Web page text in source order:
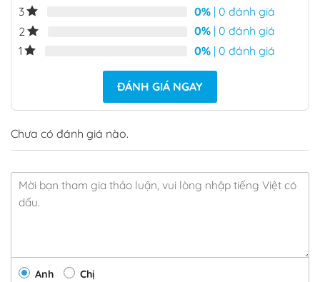
3
0% | 0 đánh giá
2
0% | 0 đánh giá
1
0% | 0 đánh giá
ĐÁNH GIÁ NGAY
Chưa có đánh giá nào.
Anh Chị